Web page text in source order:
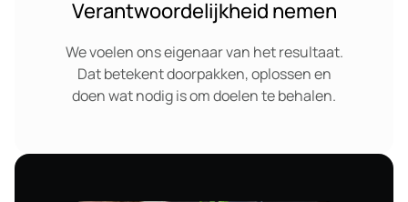
Verantwoordelijkheid nemen
We voelen ons eigenaar van het resultaat.
Dat betekent doorpakken, oplossen en
doen wat nodig is om doelen te behalen.